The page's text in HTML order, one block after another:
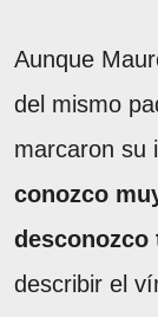
Aunque
del mismo
marcaron su
conozco
desconozco
describir el